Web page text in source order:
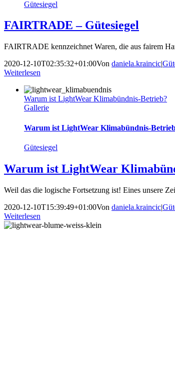
Gütesiegel
FAIRTRADE ‒ Gütesiegel
FAIRTRADE kennzeichnet Waren, die aus fairem
2020-12-10T02:35:32+01:00Von daniela.kraincic|
Weiterlesen
Warum ist LightWear Klimabündnis-Betrieb?
Gallerie
Warum ist LightWear Klimabündnis-
Gütesiegel
Warum ist LightWear
Weil das die logische Fortsetzung ist! Eines unsere
2020-12-10T15:39:49+01:00Von daniela.kraincic|
Weiterlesen